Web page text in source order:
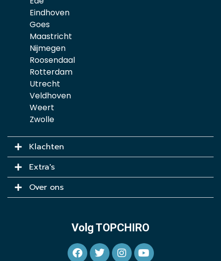
Eindhoven
Goes
Maastricht
Nijmegen
Roosendaal
Rotterdam
Utrecht
Veldhoven
Weert
Zwolle
Klachten
Extra's
Over ons
Volg TOPCHIRO